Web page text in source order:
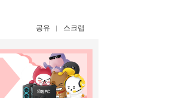
공유 스크랩